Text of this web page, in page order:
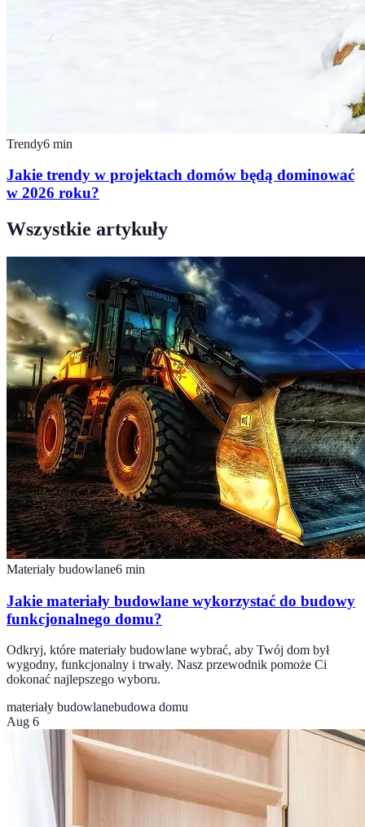
Trendy6 min
Jakie trendy w projektach domów będą dominować
w 2026 roku?
Wszystkie artykuły
Materiały budowlane6 min
Jakie materiały budowlane wykorzystać do budowy
funkcjonalnego domu?
Odkryj, które materiały budowlane wybrać, aby Twój dom był
wygodny, funkcjonalny i trwały. Nasz przewodnik pomoże Ci
dokonać najlepszego wyboru.
materiały budowlanebudowa domu
Aug 6